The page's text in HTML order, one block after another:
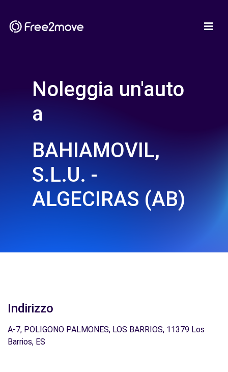
Noleggia un'auto
a
BAHIAMOVIL,
S.L.U. -
ALGECIRAS (AB)
Indirizzo
A-7, POLIGONO PALMONES, LOS BARRIOS, 11379 Los
Barrios, ES